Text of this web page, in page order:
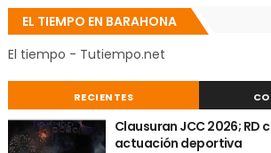
EL TIEMPO EN BARAHONA
El tiempo - Tutiempo.net
RECIENTES
Clausuran JCC 2026; RD
actuación deportiva